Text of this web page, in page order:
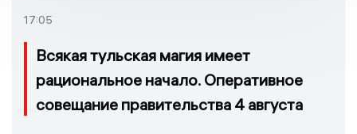
17:05
Всякая тульская магия имеет
рациональное начало. Оперативное
совещание правительства 4 августа